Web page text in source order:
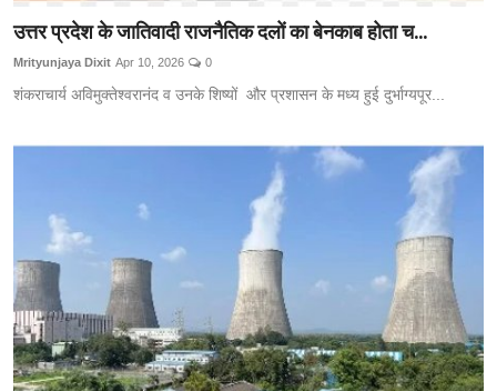
उत्तर प्रदेश के जातिवादी राजनैतिक दलों का बेनकाब होता च...
Mrityunjaya Dixit Apr 10, 2026 0
शंकराचार्य अविमुक्तेश्वरानंद व उनके शिष्यों और प्रशासन के मध्य हुई दुर्भाग्यपूर...